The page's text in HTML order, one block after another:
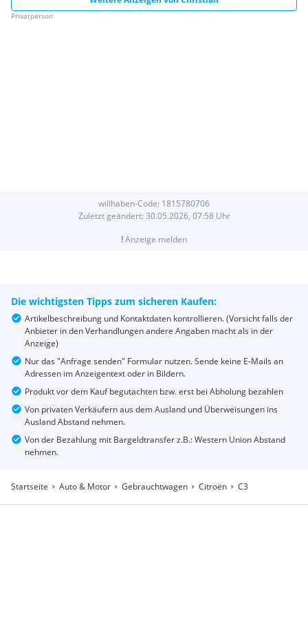
Privatperson
willhaben-Code: 1815780706
Zuletzt geändert: 30.05.2026, 07:58 Uhr
!Anzeige melden
Die wichtigsten Tipps zum sicheren Kaufen:
Artikelbeschreibung und Kontaktdaten kontrollieren. (Vorsicht falls der
Anbieter in den Verhandlungen andere Angaben macht als in der
Anzeige)
Nur das "Anfrage senden" Formular nutzen. Sende keine E-Mails an
Adressen im Anzeigentext oder in Bildern.
Produkt vor dem Kauf begutachten bzw. erst bei Abholung bezahlen
Von privaten Verkäufern aus dem Ausland und Überweisungen ins
Ausland Abstand nehmen.
Von der Bezahlung mit Bargeldtransfer z.B.: Western Union Abstand
nehmen.
Startseite Auto & Motor Gebrauchtwagen Citroën C3